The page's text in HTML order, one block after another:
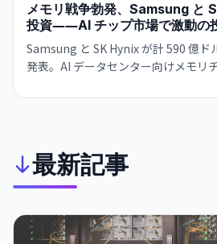
メモリ戦争勃発、Samsung と
投資――AI チップ市場で激動の
Samsung と SK Hynix が計 590 億ド
発表。AI データセンター向けメモリ
拡大。メモリ価格は 2028 年まで上
最新記事